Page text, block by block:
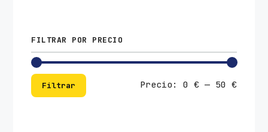
FILTRAR POR PRECIO
Precio
Precio
Filtrar Precio: 0 €— 50 €